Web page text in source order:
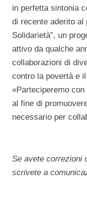
in perfetta sintonia
di recente aderito al
Solidarietà”, un
attivo da qualche
collaborazioni di
contro la povertà e
«Parteciperemo
al fine di
necessario per
Se avete correzioni
scrivete a